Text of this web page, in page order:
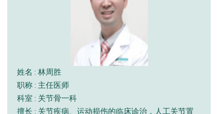
姓名 : 林周胜
职称 : 主任医师
科室 : 关节骨一科
擅长 : 关节疾病、运动损伤的临床诊治，人工关节置